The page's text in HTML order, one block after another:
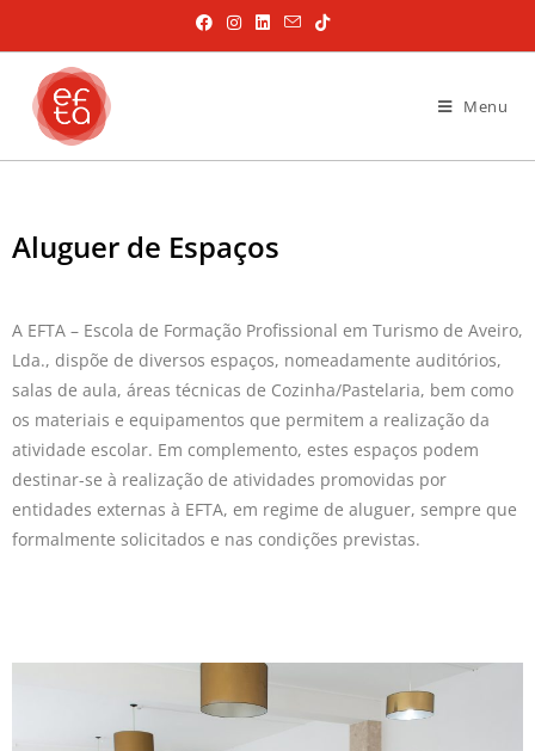
Menu
Aluguer de Espaços
A EFTA – Escola de Formação Profissional em Turismo de Aveiro,
Lda., dispõe de diversos espaços, nomeadamente auditórios,
salas de aula, áreas técnicas de Cozinha/Pastelaria, bem como
os materiais e equipamentos que permitem a realização da
atividade escolar. Em complemento, estes espaços podem
destinar-se à realização de atividades promovidas por
entidades externas à EFTA, em regime de aluguer, sempre que
formalmente solicitados e nas condições previstas.